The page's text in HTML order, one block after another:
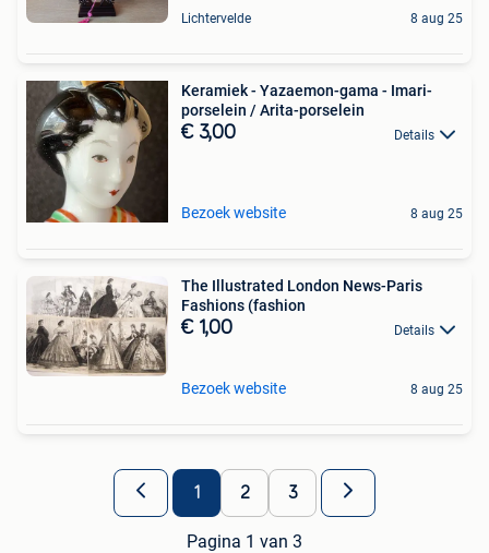
Lichtervelde 8 aug 25
Keramiek - Yazaemon-gama - Imari-
porselein / Arita-porselein
€ 3,00 Details
Bezoek website 8 aug 25
The Illustrated London News-Paris
Fashions (fashion
€ 1,00 Details
Bezoek website 8 aug 25
1 2 3
Pagina 1 van 3